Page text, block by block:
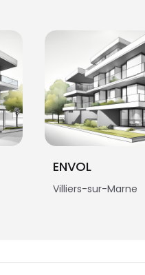
ENVOL
Villiers-sur-Marne